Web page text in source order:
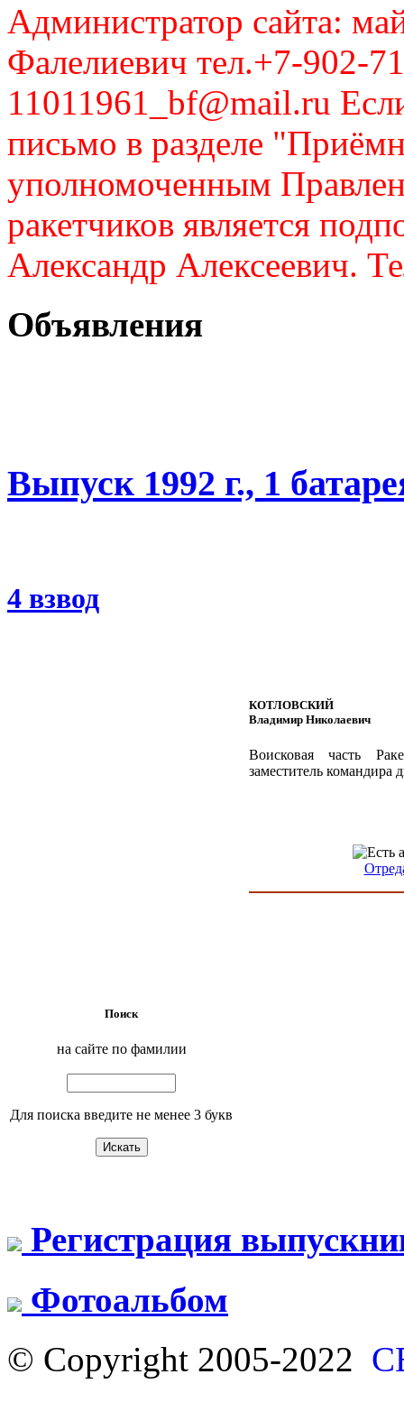
Администратор сайта:
Фалелиевич тел.+7-902-
11011961_bf@mail.ru
письмо в разделе
уполномоченным
ракетчиков является
Александр Алексеевич.
Объявления
Выпуск 1992 г., 1
4 взвод
КОТЛОВСКИЙ
Владимир Николаевич
Воисковая часть
заместитель
Поиск
на сайте по фамилии
Для поиска введите не менее 3 букв
Регистрация
Фотоальбом
© Copyright 2005-2022